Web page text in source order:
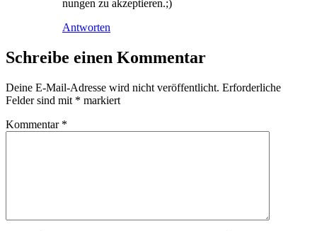
nun­gen zu akzeptieren.;)
Antworten
Schreibe einen Kommentar
Deine E-Mail-Adresse wird nicht veröffentlicht. Erforderliche
Felder sind mit * markiert
Kommentar *